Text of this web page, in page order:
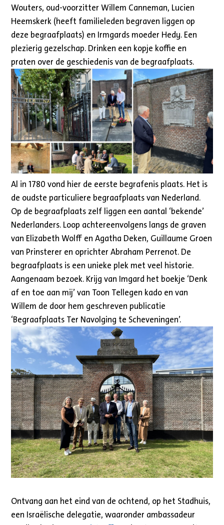
Wouters, oud-voorzitter Willem Canneman, Lucien
Heemskerk (heeft familieleden begraven liggen op
deze begraafplaats) en Irmgards moeder Hedy. Een
plezierig gezelschap. Drinken een kopje koffie en
praten over de geschiedenis van de begraafplaats.
Al in 1780 vond hier de eerste begrafenis plaats. Het is
de oudste particuliere begraafplaats van Nederland.
Op de begraafplaats zelf liggen een aantal ‘bekende’
Nederlanders. Loop achtereenvolgens langs de graven
van Elizabeth Wolff en Agatha Deken, Guillaume Groen
van Prinsterer en oprichter Abraham Perrenot. De
begraafplaats is een unieke plek met veel historie.
Aangenaam bezoek. Krijg van Imgard het boekje ‘Denk
af en toe aan mij’ van Toon Tellegen kado en van
Willem de door hem geschreven publicatie
‘Begraafplaats Ter Navolging te Scheveningen’.
Ontvang aan het eind van de ochtend, op het Stadhuis,
een Israëlische delegatie, waaronder ambassadeur